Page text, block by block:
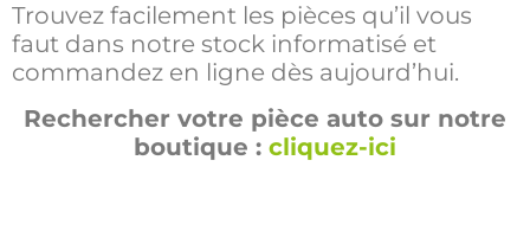
Trouvez facilement les pièces qu’il vous
faut dans notre stock informatisé et
commandez en ligne dès aujourd’hui.
Rechercher votre pièce auto sur notre
boutique : cliquez-ici